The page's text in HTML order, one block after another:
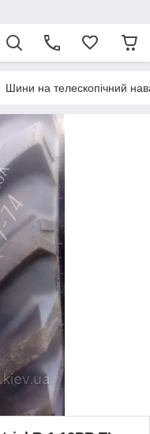
Шини на телескопічний